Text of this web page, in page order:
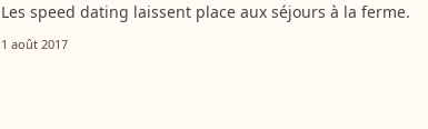
Les speed dating laissent place aux séjours à la ferme.
1 août 2017